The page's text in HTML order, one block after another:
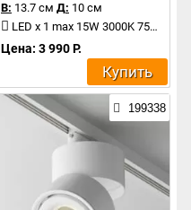
В: 13.7 см Д: 10 см
LED x 1 max 15W 3000K 750Lm
Цена: 3 990 Р.
Купить
199338